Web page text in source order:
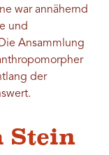
war annähernd
und
Ansammlung
der
Stein